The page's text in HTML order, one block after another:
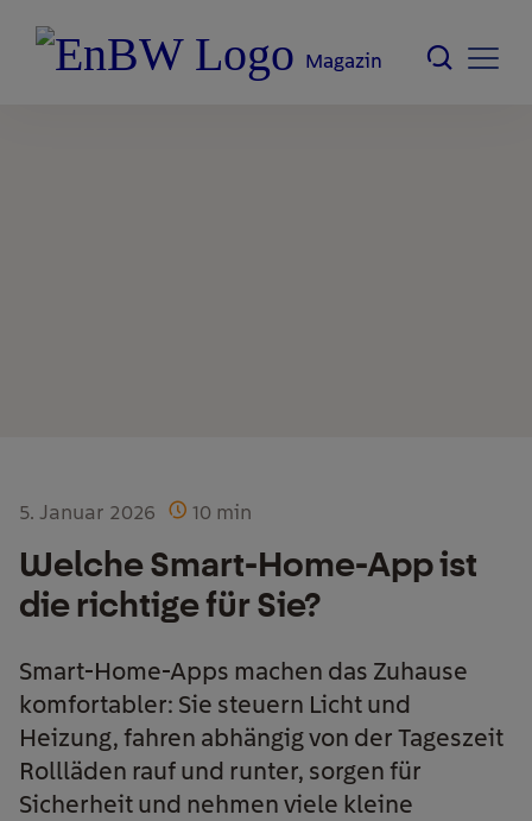
Magazin
5. Januar 2026 10 min
Welche Smart-Home-App ist
die richtige für Sie?
Smart-Home-Apps machen das Zuhause
komfortabler: Sie steuern Licht und
Heizung, fahren abhängig von der Tageszeit
Rollläden rauf und runter, sorgen für
Sicherheit und nehmen viele kleine